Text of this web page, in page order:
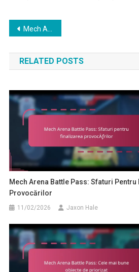
Post
navigation
Mech Arena Battle Pass: Înțelegerea Cronologiei
RELATED POSTS
Mech Arena Battle Pass: Sfaturi
Provocărilor
11/02/2026 Jaxon Hale